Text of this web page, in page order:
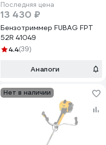
Последняя цена
13 430 ₽
Бензотриммер FUBAG FPT
52R 41049
4.4(39)
Аналоги
Нет в наличии